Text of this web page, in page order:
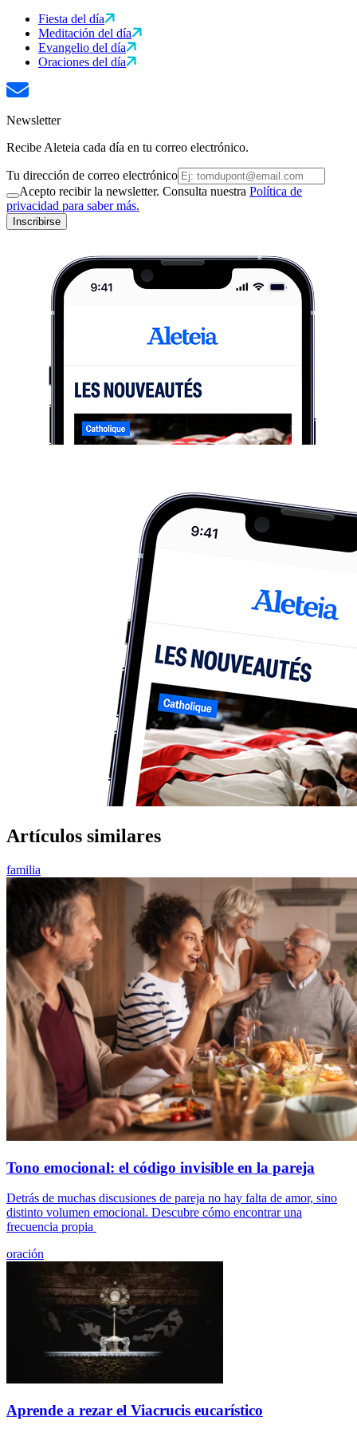
Fiesta del día
Meditación del día
Evangelio del día
Oraciones del día
Newsletter
Recibe Aleteia cada día en tu correo electrónico.
Tu dirección de correo electrónico
Acepto recibir la newsletter. Consulta nuestra Política de
privacidad para saber más.
Inscribirse
Artículos similares
familia
Tono emocional: el código invisible en la pareja
Detrás de muchas discusiones de pareja no hay falta de amor, sino
distinto volumen emocional. Descubre cómo encontrar una
frecuencia propia
oración
Aprende a rezar el Viacrucis eucarístico